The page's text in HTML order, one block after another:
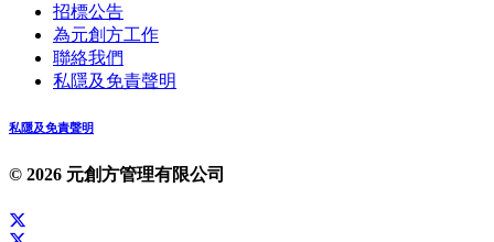
招標公告
為元創方工作
聯絡我們
私隱及免責聲明
私隱及免責聲明
© 2026 元創方管理有限公司